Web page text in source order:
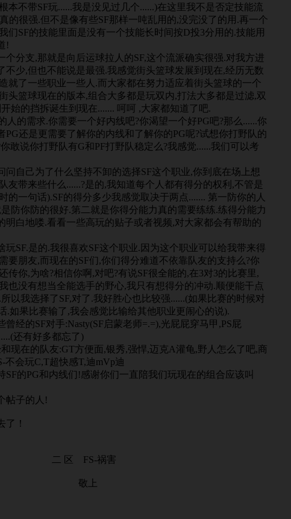
本不带SF玩......我是没见过几个......)在这里我不是否定技能流
的很强.但不是像有些SF那样一吨乱用的,没完没了的用.再一个
们SF的技能里面是没有一个技能长时间按D投3分用的.技能用
!
分支,那就是向后运球拉人的SF,这个流派确实很强.对我方进
不少,但也不能说是最强.我感觉街头篮球发展到现在,经历无数
就了一些职业一些人.而大家都在努力适应着街头篮球的一个
头篮球现在的版本,组合大多都是玩双内,打法大多都是过滤,双
始的挡拆诞生到现在....... 呵呵 ,大家都知道了吧.
人的需求.你需要一个好内线吧?你渴望一个好PG吧?那么......你
PG还是更需要了解你的内线和了解你的PG呢?试想你打野队的
敢说你打野队有G和PF打野队稳定么?我感觉......我们可以考
自己为了什么坚持不卸的选择SF这个职业,你到底在场上想
友带来些什么......?是的,我知道每个人都有得分的权利,不管是
的一句话).SF的得分多少我感觉取决于两点....... 第一防你的人
防你防的很好.第二就是你得分能力真的需要练练.练得分能力
明白地喽.看看一些高玩的贴子或者视频,对大家都会有帮助的
SF.是的.我很喜欢SF这个职业.因为这个职业可以给我带来得
要朋友,而现在的SF们,你们得分难道不依靠队友的支持么?你
传你,为啥?相信你啊,对吧?有说SF很全能的,在3对3的比赛里,
也没有想当全能选手的野心,我只有想得分的冲动.顺便能干点
以我选择了SF,对了.我好胜心也比较强......(如果比赛的时候对
.如果比赛输了,我会感觉比输给其他职业更闹心的说).
经的SF对手:Nasty(SF启蒙老师=.=),光屁屁穿马甲,PS屁
还有好多都忘了)
在的队友:GT方便面,银秀,强悍,迈克A灌龟,野人怎么了吧,商
不会玩C,T超快感T,迪mVp迪
的PG和内线们!感谢你们一直陪我们玩现在的组合应该叫
帖子的人!
！
FS-祸害
上